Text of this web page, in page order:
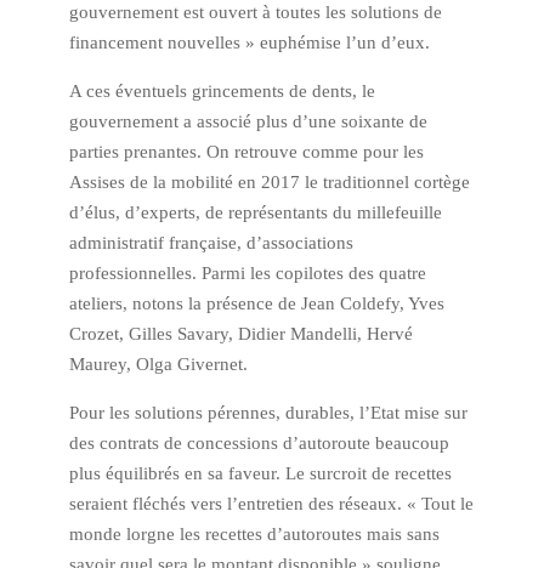
gouvernement est ouvert à toutes les solutions de
financement nouvelles » euphémise l’un d’eux.
A ces éventuels grincements de dents, le
gouvernement a associé plus d’une soixante de
parties prenantes. On retrouve comme pour les
Assises de la mobilité en 2017 le traditionnel cortège
d’élus, d’experts, de représentants du millefeuille
administratif française, d’associations
professionnelles. Parmi les copilotes des quatre
ateliers, notons la présence de Jean Coldefy, Yves
Crozet, Gilles Savary, Didier Mandelli, Hervé
Maurey, Olga Givernet.
Pour les solutions pérennes, durables, l’Etat mise sur
des contrats de concessions d’autoroute beaucoup
plus équilibrés en sa faveur. Le surcroit de recettes
seraient fléchés vers l’entretien des réseaux. « Tout le
monde lorgne les recettes d’autoroutes mais sans
savoir quel sera le montant disponible » souligne